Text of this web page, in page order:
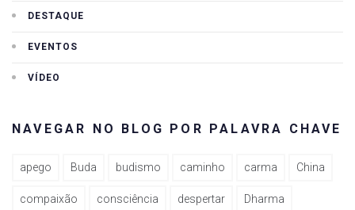
DESTAQUE
EVENTOS
VÍDEO
NAVEGAR NO BLOG POR PALAVRA CHAVE
apego Buda budismo caminho carma China
compaixão consciência despertar Dharma